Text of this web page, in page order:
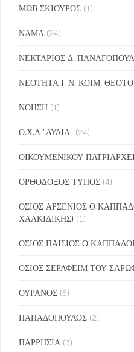
ΜΩΒ ΣΚΙΟΥΡΟΣ (1)
ΝΑΜΑ (34)
ΝΕΚΤΑΡΙΟΣ Δ.
ΝΕΟΤΗΤΑ Ι. Ν. ΚΟΙΜ.
ΝΟΗΣΗ (1)
Ο.Χ.Α "ΛΥΔΙΑ" (24)
ΟΙΚΟΥΜΕΝΙΚΟΥ
ΟΡΘΟΔΟΞΟΣ ΤΥΠΟΣ (4)
ΟΣΙΟΣ ΑΡΣΕΝΙΟΣ Ο
ΧΑΛΚΙΔΙΚΗΣ) (1)
ΟΣΙΟΣ ΠΑΙΣΙΟΣ Ο
ΟΣΙΟΣ ΣΕΡΑΦΕΙΜ ΤΟΥ
ΟΥΡΑΝΟΣ (5)
ΠΑΠΑΔΟΠΟΥΛΟΣ (2)
ΠΑΡΡΗΣΙΑ (7)